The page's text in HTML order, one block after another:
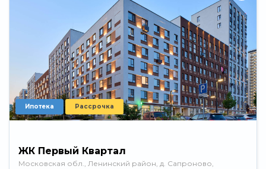
Ипотека Рассрочка
ЖК Первый Квартал
Московская обл., Ленинский район, д. Сапроново,